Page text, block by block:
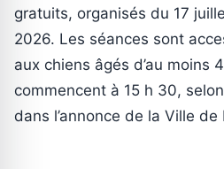
gratuits, organisés du 17
2026. Les séances sont
aux chiens âgés d’au moins
commencent à 15 h 30,
dans l’annonce de la Ville de